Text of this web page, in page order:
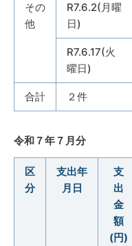
その
他
R7.6.2(月曜
日)
R7.6.17(火
曜日)
合計 ２件
令和７年７月分
区
分
支出年
月日
支
出
金
額
(円)